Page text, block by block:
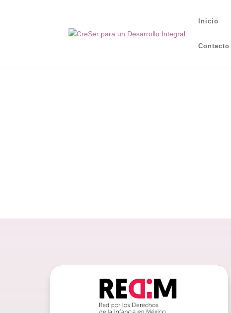
Inicio
Contacto